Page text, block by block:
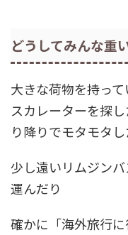
どうしてみんな重
大きな荷物を持っ
スカレーターを探
り降りでモタモタし
少し遠いリムジン
運んだり
確かに「海外旅行